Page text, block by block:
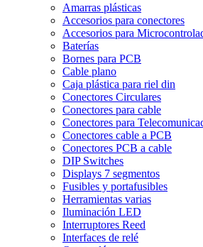
Amarras plásticas
Accesorios para conectores
Accesorios para
Baterías
Bornes para PCB
Cable plano
Caja plástica para riel din
Conectores Circulares
Conectores para cable
Conectores para
Conectores cable a PCB
Conectores PCB a cable
DIP Switches
Displays 7 segmentos
Fusibles y portafusibles
Herramientas varias
Iluminación LED
Interruptores Reed
Interfaces de relé